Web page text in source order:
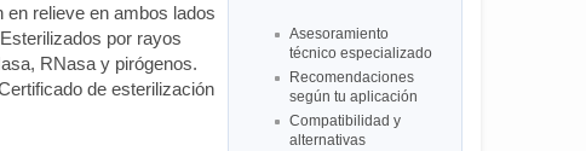
relieve en ambos lados
por rayos
RNasa y pirógenos.
de esterilización
Asesoramiento
técnico especializado
Recomendaciones
según tu aplicación
Compatibilidad y
alternativas